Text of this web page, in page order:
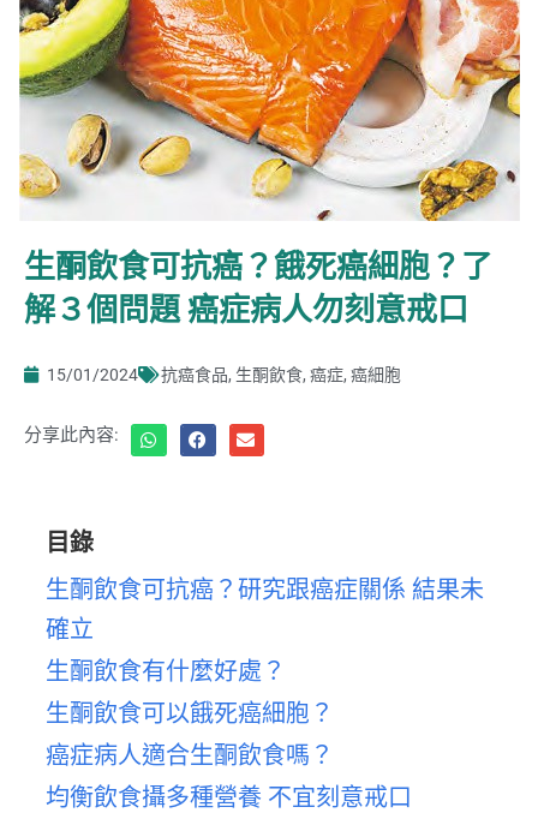
生酮飲食可抗癌？餓死癌細胞？了
解３個問題 癌症病人勿刻意戒口
15/01/2024 抗癌食品, 生酮飲食, 癌症, 癌細胞
分享此內容:
目錄
生酮飲食可抗癌？研究跟癌症關係 結果未
確立
生酮飲食有什麼好處？
生酮飲食可以餓死癌細胞？
癌症病人適合生酮飲食嗎？
均衡飲食攝多種營養 不宜刻意戒口